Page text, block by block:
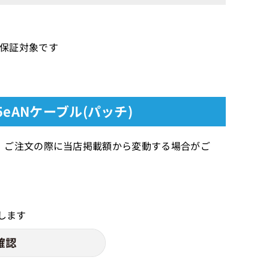
証対象です
ケーブル(パッチ)
注文の際に当店掲載額から変動する場合がご
ます